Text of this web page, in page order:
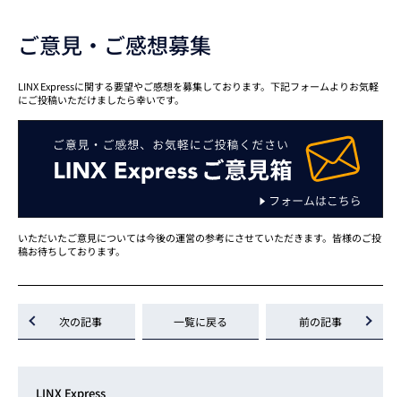
ご意見・ご感想募集
LINX Expressに関する要望やご感想を募集しております。下記フォームよりお気軽
にご投稿いただけましたら幸いです。
いただいたご意見については今後の運営の参考にさせていただきます。皆様のご投
稿お待ちしております。
次の記事 一覧に戻る 前の記事
LINX Express